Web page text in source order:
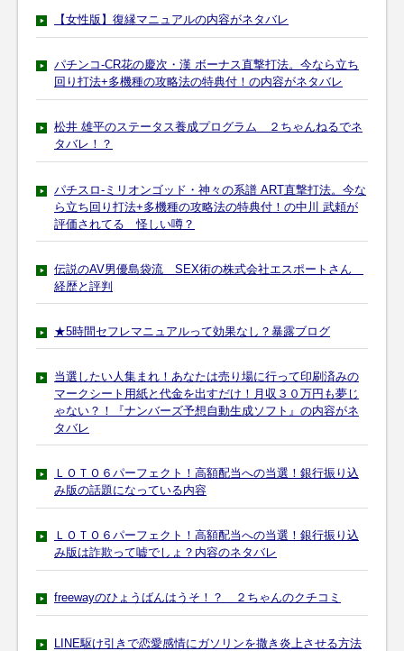
【女性版】復縁マニュアルの内容がネタバレ
パチンコ-CR花の慶次・漢 ボーナス直撃打法。今なら立ち
回り打法+多機種の攻略法の特典付！の内容がネタバレ
松井 雄平のステータス養成プログラム ２ちゃんねるでネ
タバレ！？
パチスロ-ミリオンゴッド・神々の系譜 ART直撃打法。今な
ら立ち回り打法+多機種の攻略法の特典付！の中川 武頼が
評価されてる 怪しい噂？
伝説のAV男優島袋流 SEX術の株式会社エスポートさん
経歴と評判
★5時間セフレマニュアルって効果なし？暴露ブログ
当選したい人集まれ！あなたは売り場に行って印刷済みの
マークシート用紙と代金を出すだけ！月収３０万円も夢じ
ゃない？！『ナンバーズ予想自動生成ソフト』の内容がネ
タバレ
ＬＯＴＯ６パーフェクト！高額配当への当選！銀行振り込
み版の話題になっている内容
ＬＯＴＯ６パーフェクト！高額配当への当選！銀行振り込
み版は詐欺って嘘でしょ？内容のネタバレ
freewayのひょうばんはうそ！？ ２ちゃんのクチコミ
LINE駆け引きで恋愛感情にガソリンを撒き炎上させる方法